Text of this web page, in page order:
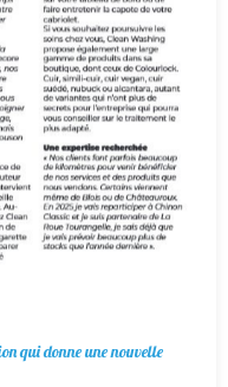
qui donne une nouvelle